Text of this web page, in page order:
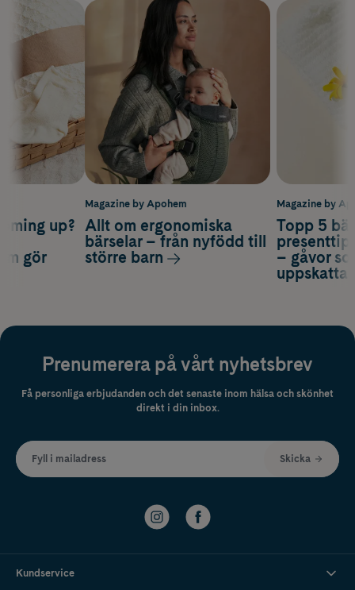
Magazine by
Topp 5
– gåvor
up?
gör
Magazine by Apohem
Allt om ergonomiska
bärselar – från nyfödd till
större barn
Prenumerera på vårt nyhetsbrev
Få personliga erbjudanden och det senaste inom hälsa och skönhet
direkt i din inbox.
Fyll i mailadress Skicka
Kundservice